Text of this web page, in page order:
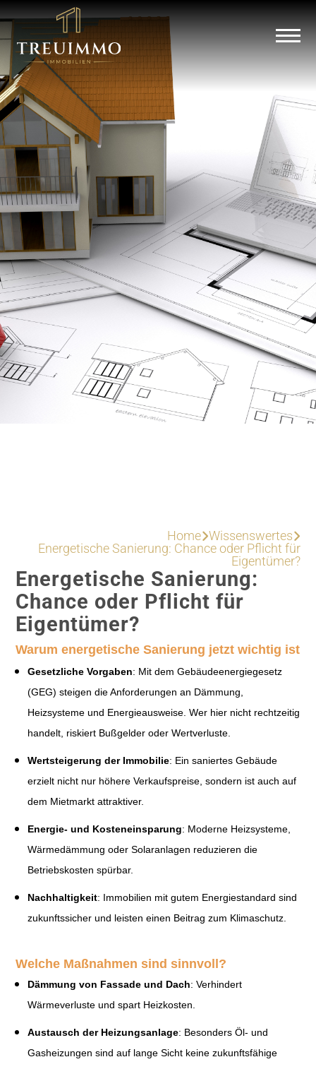
HomeWissenswertes
Energetische Sanierung: Chance oder Pflicht für
Eigentümer?
Energetische Sanierung:
Chance oder Pflicht für
Eigentümer?
Warum energetische Sanierung jetzt wichtig ist
Gesetzliche Vorgaben: Mit dem Gebäudeenergiegesetz
(GEG) steigen die Anforderungen an Dämmung,
Heizsysteme und Energieausweise. Wer hier nicht rechtzeitig
handelt, riskiert Bußgelder oder Wertverluste.
Wertsteigerung der Immobilie: Ein saniertes Gebäude
erzielt nicht nur höhere Verkaufspreise, sondern ist auch auf
dem Mietmarkt attraktiver.
Energie- und Kosteneinsparung: Moderne Heizsysteme,
Wärmedämmung oder Solaranlagen reduzieren die
Betriebskosten spürbar.
Nachhaltigkeit: Immobilien mit gutem Energiestandard sind
zukunftssicher und leisten einen Beitrag zum Klimaschutz.
Welche Maßnahmen sind sinnvoll?
Dämmung von Fassade und Dach: Verhindert
Wärmeverluste und spart Heizkosten.
Austausch der Heizungsanlage: Besonders Öl- und
Gasheizungen sind auf lange Sicht keine zukunftsfähige